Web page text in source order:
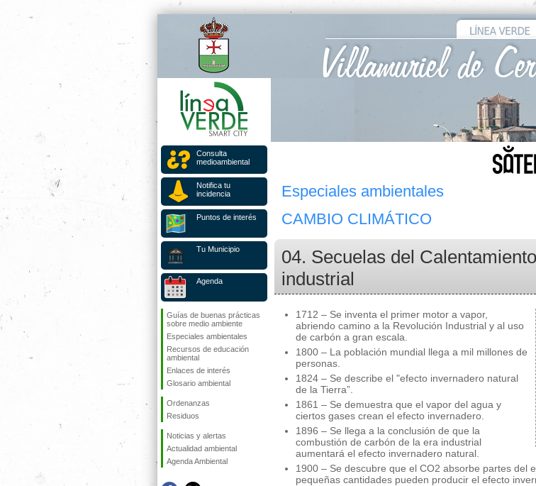
Consulta
medioambiental
Notifica tu
incidencia
Puntos de interés
Tu Municipio
Agenda
Guías de buenas prácticas
sobre medio ambiente
Especiales ambientales
Recursos de educación
ambiental
Enlaces de interés
Glosario ambiental
Ordenanzas
Residuos
Noticias y alertas
Actualidad ambiental
Agenda Ambiental
Especiales ambientales
CAMBIO CLIMÁTICO
04. Secuelas del
industrial
1712 – Se inventa el primer motor a vapor,
abriendo camino a la Revolución Industrial y al uso
de carbón a gran escala.
1800 – La población mundial llega a mil millones de
personas.
1824 – Se describe el "efecto invernadero natural
de la Tierra”.
1861 – Se demuestra que el vapor del agua y
ciertos gases crean el efecto invernadero.
1896 – Se llega a la conclusión de que la
combustión de carbón de la era industrial
aumentará el efecto invernadero natural.
1900 – Se descubre que el CO2 absorbe partes del
pequeñas cantidades pueden producir el efecto